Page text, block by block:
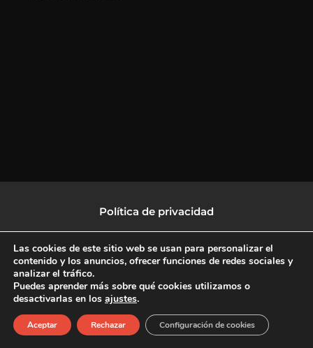
Política de privacidad
Política de protección de datos
F
a
c
X
-
L
i
n
I
n
s
Copyright © 2026 CulturalTV
Las cookies de este sitio web se usan para personalizar el
contenido y los anuncios, ofrecer funciones de redes sociales y
analizar el tráfico.
Puedes aprender más sobre qué cookies utilizamos o
desactivarlas en los ajustes.
Aceptar Rechazar Configuración de cookies